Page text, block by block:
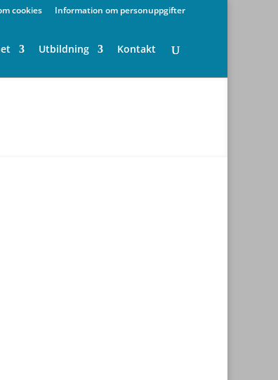
cookies Information om personuppgifter
Utbildning Kontakt